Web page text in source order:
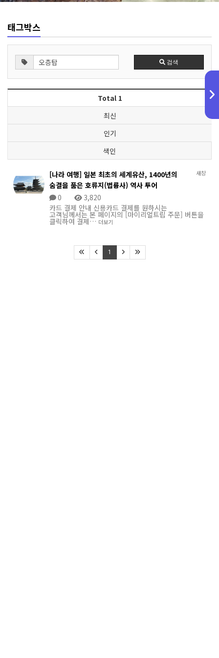
태그박스
검색
Total 1
최신
인기
색인
새창
[나라 여행] 일본 최초의 세계유산, 1400년의
숨결을 품은 호류지(법륭사) 역사 투어
0
3,820
카드 결제 안내 신용카드 결제를 원하시는
고객님께서는 본 페이지의 [마이리얼트립 주문] 버튼을
클릭하여 결제… 더보기
1